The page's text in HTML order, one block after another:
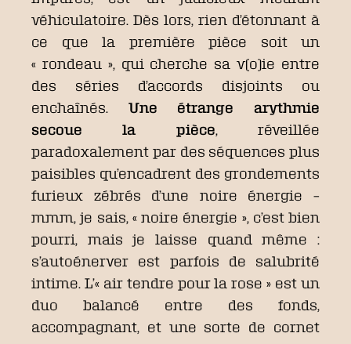
véhiculatoire. Dès lors, rien d’étonnant à
ce que la première pièce soit un
« rondeau », qui cherche sa v(o)ie entre
des séries d’accords disjoints ou
enchaînés. Une étrange arythmie
secoue la pièce , réveillée
paradoxalement par des séquences plus
paisibles qu’encadrent des grondements
furieux zébrés d’une noire énergie –
mmm, je sais, « noire énergie », c’est bien
pourri, mais je laisse quand même :
s’autoénerver est parfois de salubrité
intime. L’« air tendre pour la rose » est un
duo balancé entre des fonds,
accompagnant, et une sorte de cornet